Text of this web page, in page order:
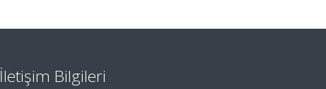
İletişim Bilgileri